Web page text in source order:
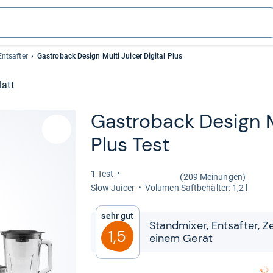
Gastroback Design Multi Juicer Digital Plus
Gastro­b­ack Design
Plus Test
1 Test
(209 Meinungen)
Slow Jui­cer
Volu­men Saft­be­häl­ter: 1,2 l
Sehr gut
1,5
Stand­mi­xer, Ent­saf­ter,
einem Gerät